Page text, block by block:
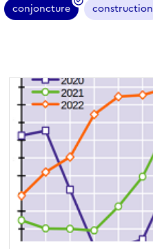
conjoncture
(
t
r
s
l
e
c
t
i
construction